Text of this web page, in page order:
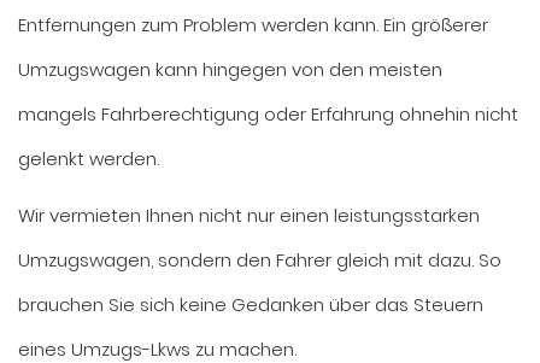
Entfernungen zum Problem werden kann. Ein größerer
Umzugswagen kann hingegen von den meisten
mangels Fahrberechtigung oder Erfahrung ohnehin nicht
gelenkt werden.
Wir vermieten Ihnen nicht nur einen leistungsstarken
Umzugswagen, sondern den Fahrer gleich mit dazu. So
brauchen Sie sich keine Gedanken über das Steuern
eines Umzugs-Lkws zu machen.